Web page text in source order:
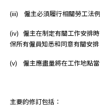
(iii) 僱主必須履行相關勞工法
(iv) 僱主在制定有關工作安排
保所有僱員知悉和同意有關安
(v) 僱主應盡量將在工作地點當
主要的修訂包括︰